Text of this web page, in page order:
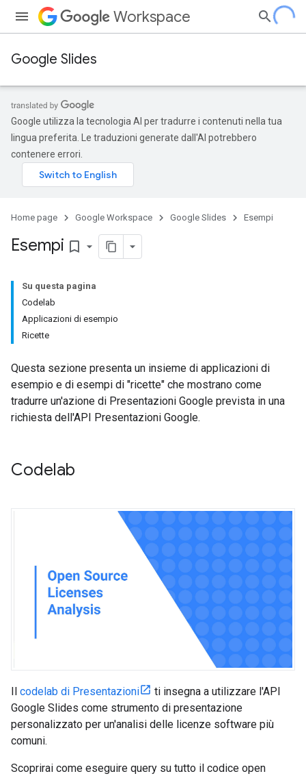
Workspace
Google Slides
Google utilizza la tecnologia AI per tradurre i contenuti nella tua
lingua preferita. Le traduzioni generate dall'AI potrebbero
contenere errori.
Home page Google Workspace Google Slides Esempi
Esempi bookmark_border
Su questa pagina
Codelab
Applicazioni di esempio
Ricette
Questa sezione presenta un insieme di applicazioni di
esempio e di esempi di "ricette" che mostrano come
tradurre un'azione di Presentazioni Google prevista in una
richiesta dell'API Presentazioni Google.
Codelab
codelab di Presentazioni
ti insegna a utilizzare l'API
Google Slides come strumento di presentazione
personalizzato per un'analisi delle licenze software più
comuni.
Scoprirai come eseguire query su tutto il codice open